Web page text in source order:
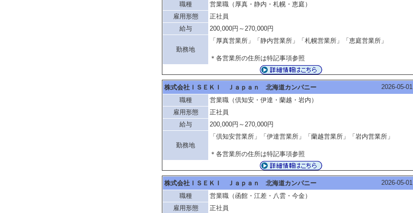
職種
営業職（厚真・静内・札幌・恵庭）
雇用形態
正社員
給与
200,000円～270,000円
勤務地
「厚真営業所」「静内営業所」「札幌営業所」「恵庭営業所」
＊各営業所の住所は特記事項参照
株式会社ＩＳＥＫＩ Ｊａｐａｎ 北海道カンパニー
2026-05-01
職種
営業職（倶知安・伊達・蘭越・岩内）
雇用形態
正社員
給与
200,000円～270,000円
勤務地
「倶知安営業所」「伊達営業所」「蘭越営業所」「岩内営業所」
＊各営業所の住所は特記事項参照
株式会社ＩＳＥＫＩ Ｊａｐａｎ 北海道カンパニー
2026-05-01
職種
営業職（函館・江差・八雲・今金）
雇用形態
正社員